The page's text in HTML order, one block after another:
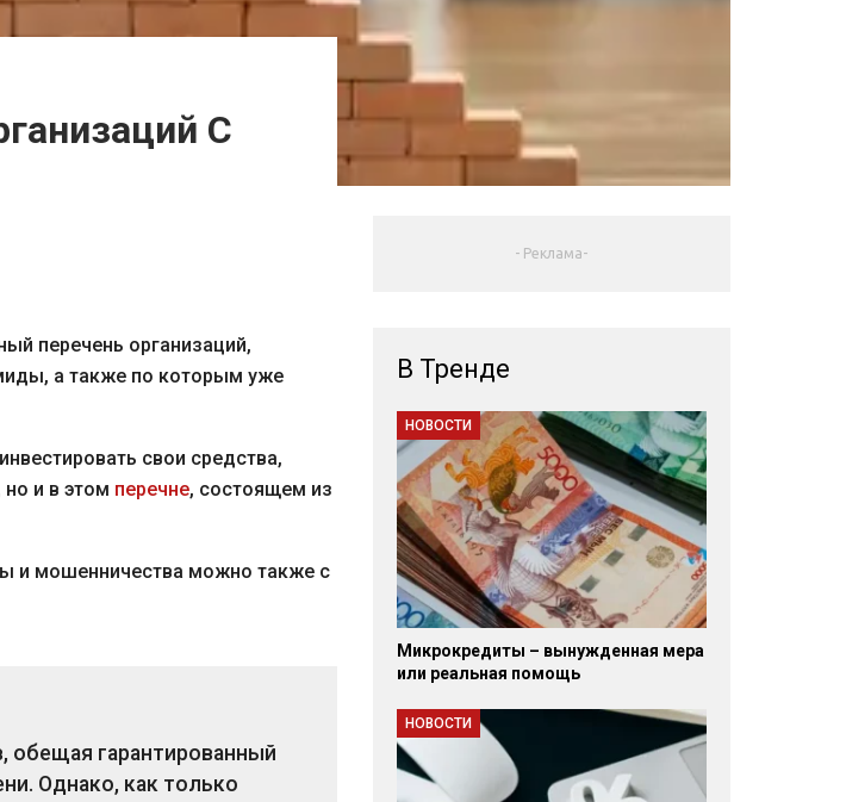
С
перечень организаций,
а также по которым уже
свои средства,
и в этом перечне, состоящем из
и мошенничества можно также с
обещая гарантированный
Однако, как только
- Реклама-
В Тренде
НОВОСТИ
Микрокредиты – вынужденная мера
или реальная помощь
НОВОСТИ